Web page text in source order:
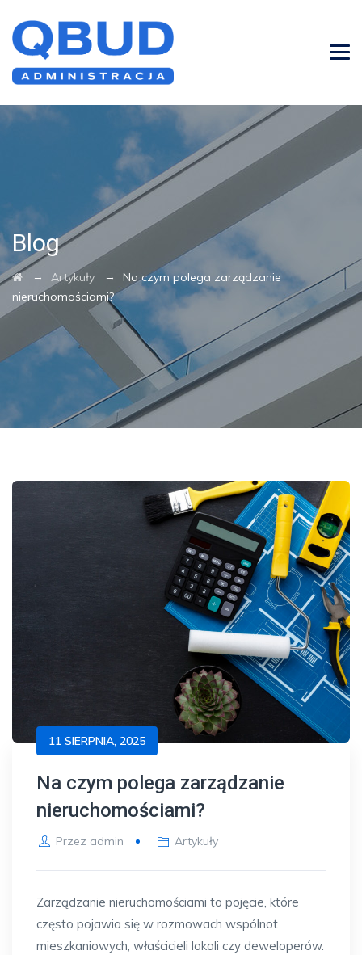
Blog
→ Artykuły → Na czym polega zarządzanie
nieruchomościami?
11 SIERPNIA, 2025
Na czym polega zarządzanie
nieruchomościami?
Przez admin Artykuły
Zarządzanie nieruchomościami to pojęcie, które
często pojawia się w rozmowach wspólnot
mieszkaniowych, właścicieli lokali czy deweloperów.